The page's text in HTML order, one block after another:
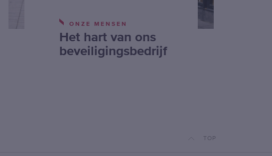
ONZE MENSEN
Het hart van ons
beveiligingsbedrijf
TOP